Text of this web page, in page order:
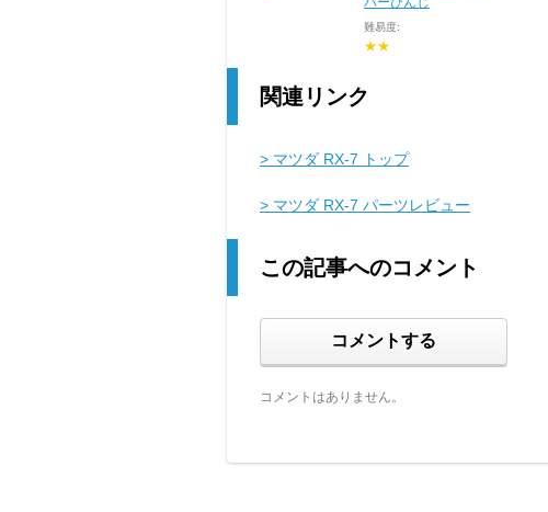
難易度:
★★
関連リンク
> マツダ RX-7 トップ
> マツダ RX-7 パーツレビュー
この記事へのコメント
コメントする
コメントはありません。